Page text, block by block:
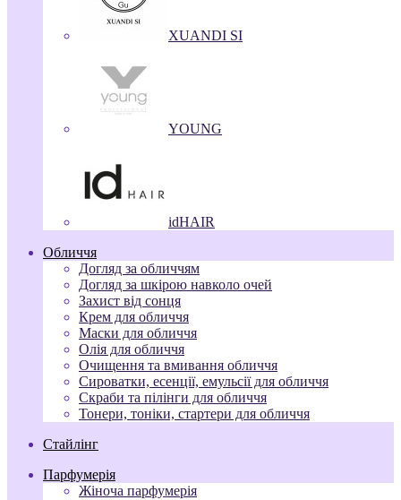
XUANDI SI
YOUNG
idHAIR
Обличчя
Догляд за обличчям
Догляд за шкірою навколо очей
Захист від сонця
Крем для обличчя
Маски для обличчя
Олія для обличчя
Очищення та вмивання обличчя
Сироватки, есенції, емульсії для обличчя
Скраби та пілінги для обличчя
Тонери, тоніки, стартери для обличчя
Стайлінг
Парфумерія
Жіноча парфумерія